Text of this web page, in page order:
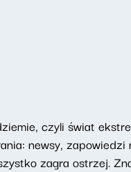
czyli świat
newsy,
zagra ostrzej.